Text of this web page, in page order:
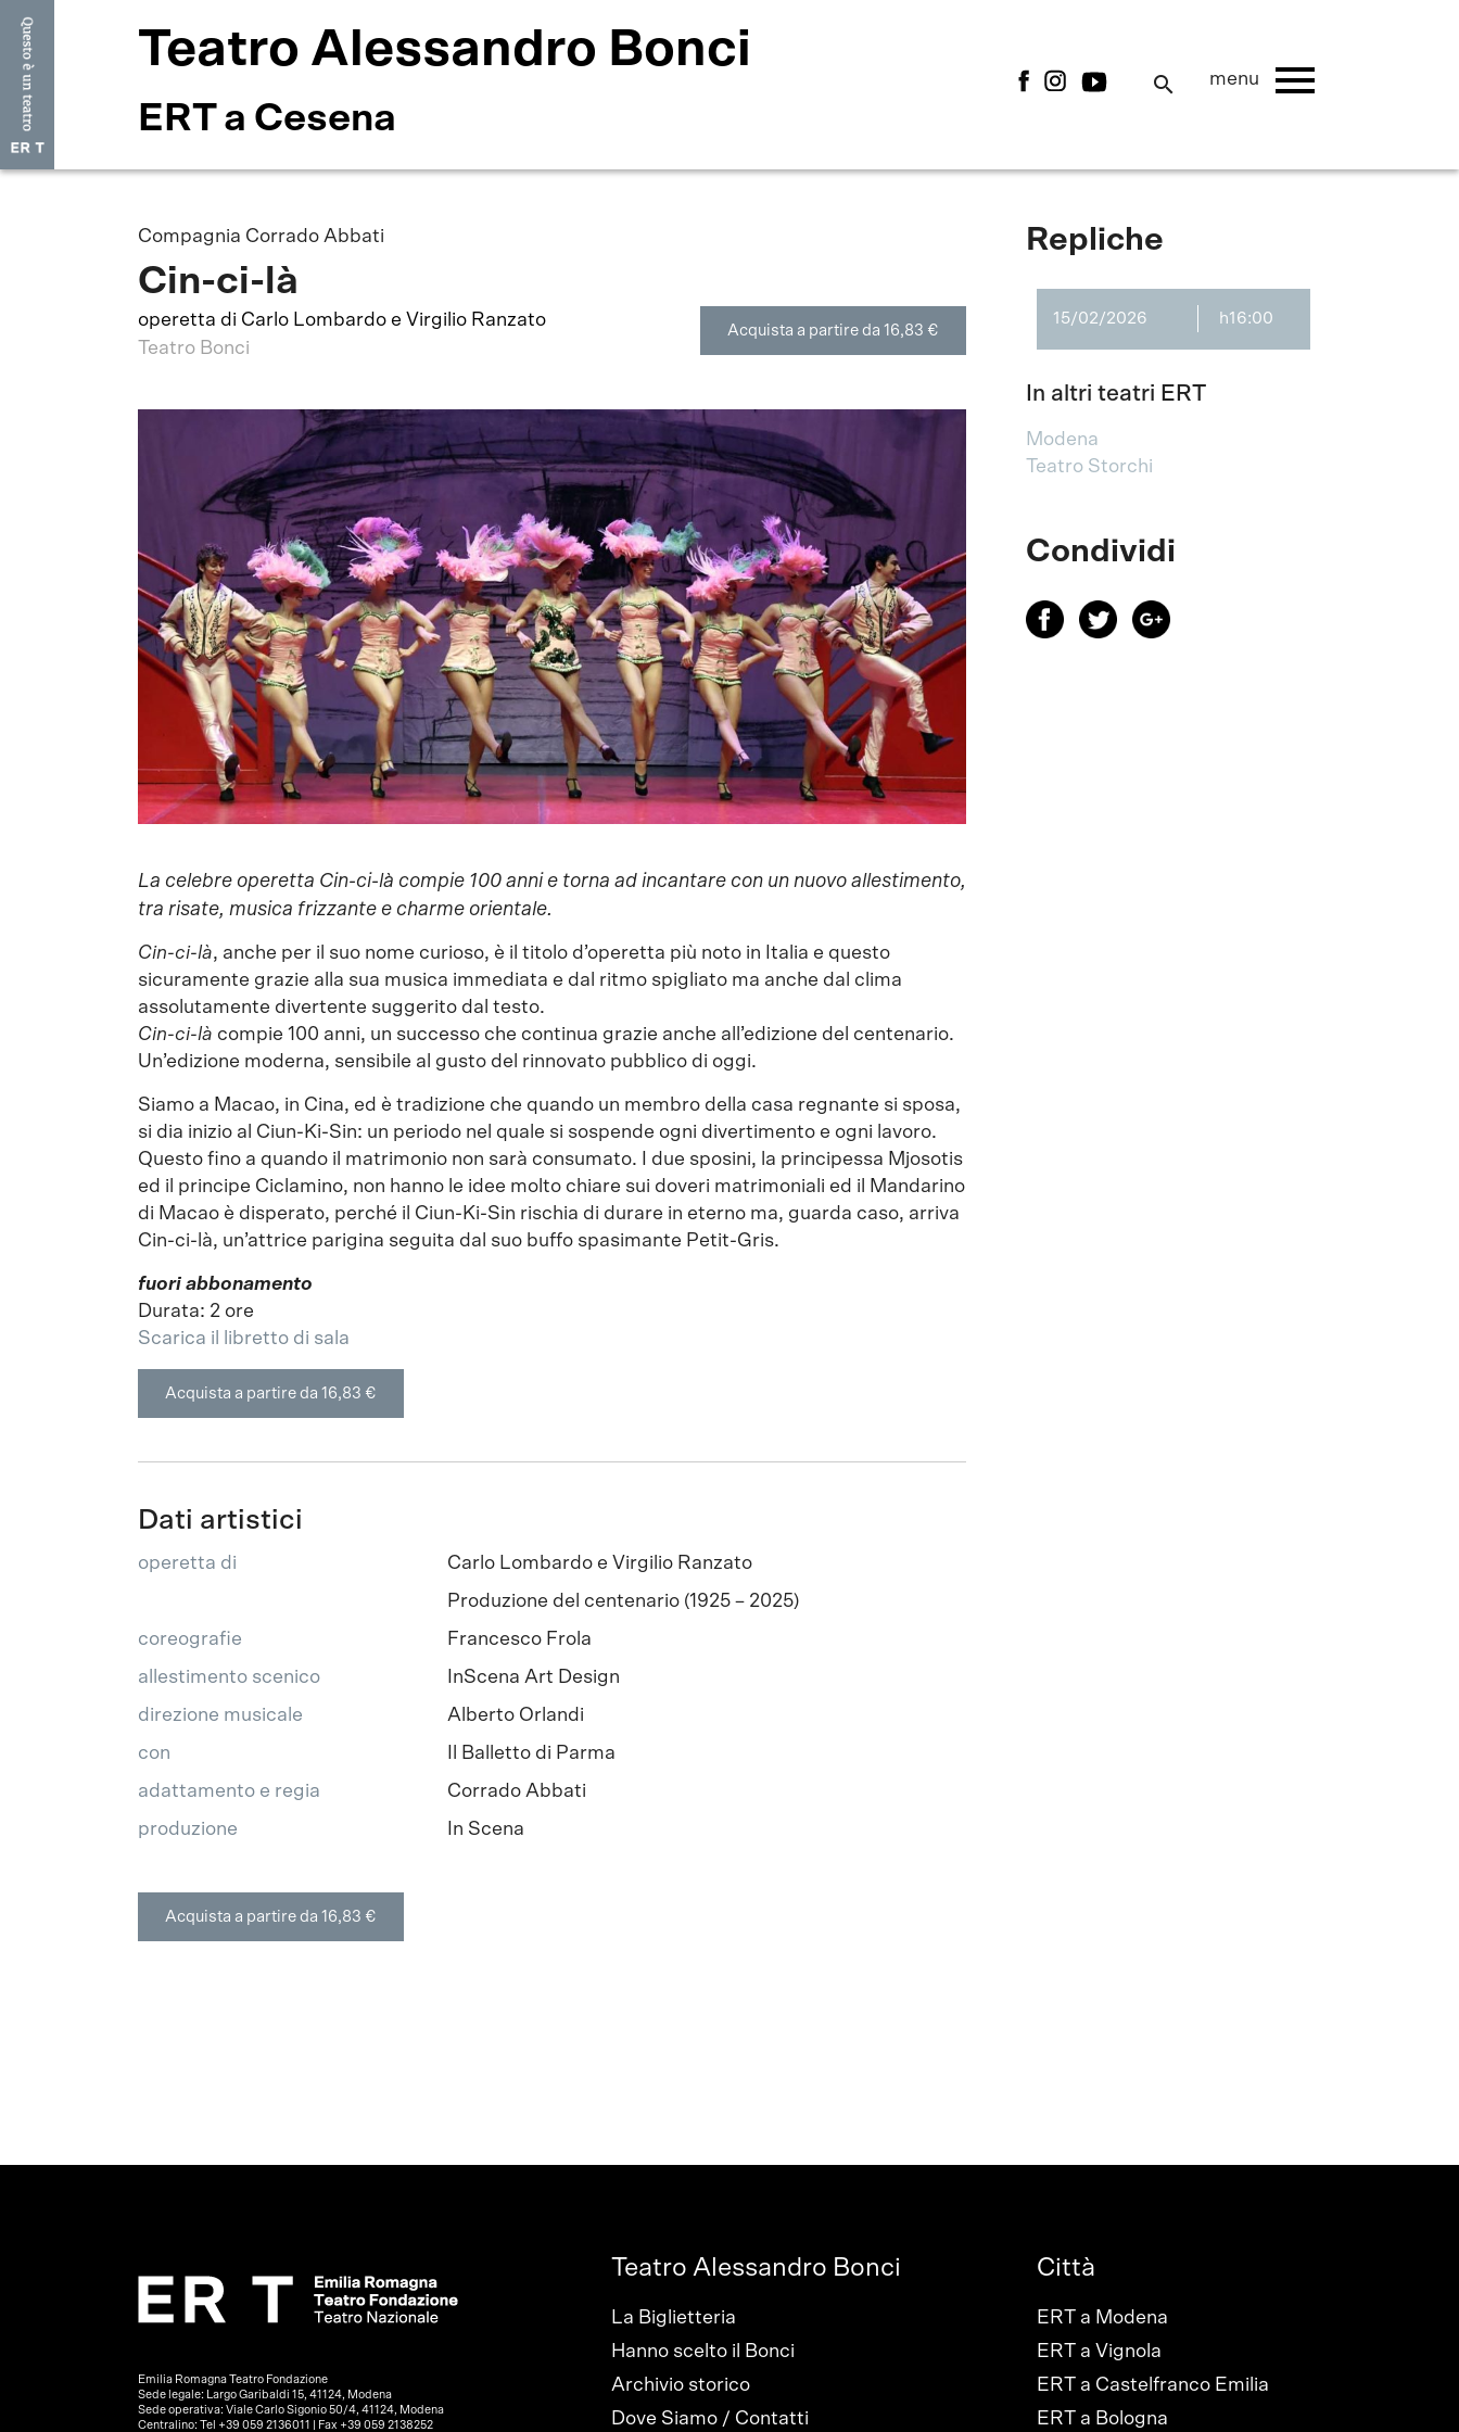
Teatro Alessandro Bonci
ERT a Cesena
search menu menu
Compagnia Corrado Abbati
Cin-ci-là
operetta di Carlo Lombardo e Virgilio Ranzato
Teatro Bonci
Acquista a partire da 16,83 €
La celebre operetta Cin-ci-là compie 100 anni e torna ad incantare con un nuovo allestimento,
tra risate, musica frizzante e charme orientale.
Cin-ci-là, anche per il suo nome curioso, è il titolo d’operetta più noto in Italia e questo
sicuramente grazie alla sua musica immediata e dal ritmo spigliato ma anche dal clima
assolutamente divertente suggerito dal testo.
Cin-ci-là compie 100 anni, un successo che continua grazie anche all’edizione del centenario.
Un’edizione moderna, sensibile al gusto del rinnovato pubblico di oggi.
Siamo a Macao, in Cina, ed è tradizione che quando un membro della casa regnante si sposa,
si dia inizio al Ciun-Ki-Sin: un periodo nel quale si sospende ogni divertimento e ogni lavoro.
Questo fino a quando il matrimonio non sarà consumato. I due sposini, la principessa Mjosotis
ed il principe Ciclamino, non hanno le idee molto chiare sui doveri matrimoniali ed il Mandarino
di Macao è disperato, perché il Ciun-Ki-Sin rischia di durare in eterno ma, guarda caso, arriva
Cin-ci-là, un’attrice parigina seguita dal suo buffo spasimante Petit-Gris.
fuori abbonamento
Durata: 2 ore
Scarica il libretto di sala
Acquista a partire da 16,83 €
Dati artistici
operetta di
Carlo Lombardo e Virgilio Ranzato
Produzione del centenario (1925 – 2025)
coreografie
Francesco Frola
allestimento scenico
InScena Art Design
direzione musicale
Alberto Orlandi
con
Il Balletto di Parma
adattamento e regia
Corrado Abbati
produzione
In Scena
Acquista a partire da 16,83 €
Repliche
15/02/2026 h16:00
In altri teatri ERT
Modena
Teatro Storchi
Condividi
Emilia Romagna Teatro Fondazione
Sede legale: Largo Garibaldi 15, 41124, Modena
Sede operativa: Viale Carlo Sigonio 50/4, 41124, Modena
Centralino: Tel +39 059 2136011 | Fax +39 059 2138252
Teatro Alessandro Bonci
La Biglietteria
Hanno scelto il Bonci
Archivio storico
Dove Siamo / Contatti
Città
ERT a Modena
ERT a Vignola
ERT a Castelfranco Emilia
ERT a Bologna